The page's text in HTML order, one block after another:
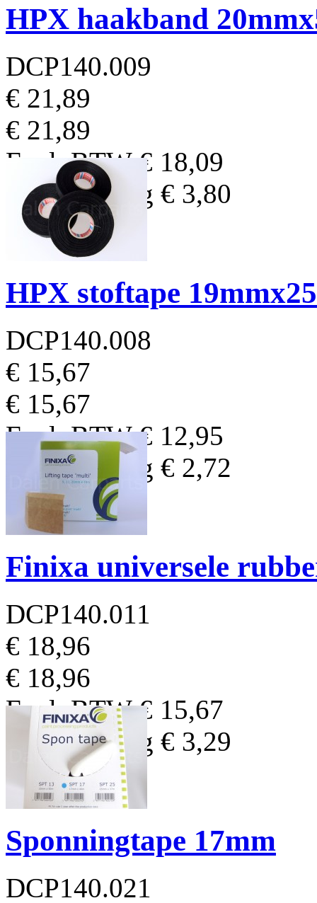
HPX haakband
DCP140.009
€ 21,89
€ 21,89
Excl. BTW € 18,09
BTW Bedrag € 3,80
HPX stoftape
DCP140.008
€ 15,67
€ 15,67
Excl. BTW€ 12,95
BTW Bedrag € 2,72
Finixa universele
DCP140.011
€ 18,96
€ 18,96
Excl. BTW€ 15,67
BTW Bedrag € 3,29
Sponningtape 17mm
DCP140.021